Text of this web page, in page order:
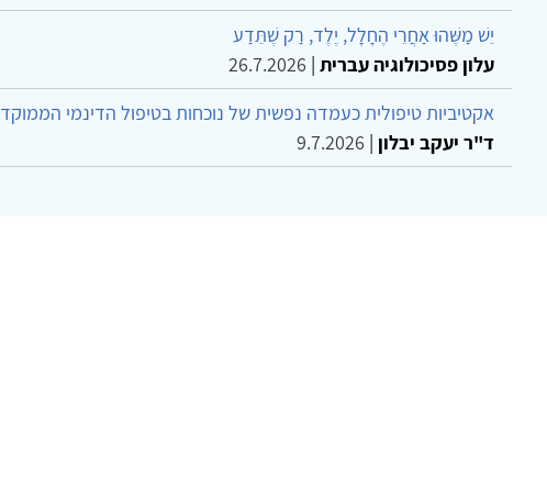
יֵשׁ מַשֶּׁהוּ אַחֲרֵי הֶחָלָל, יֶלֶד, רַק שֶׁתֵּדַע
עלון פסיכולוגיה עברית |
26.7.2026
אקטיביות טיפולית כעמדה נפשית של נוכחות בטיפול הדינמי הממוקד
ד"ר יעקב יבלון |
9.7.2026